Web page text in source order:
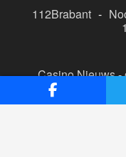
112Brabant -
Casino Nieuws-
buitenlandse site